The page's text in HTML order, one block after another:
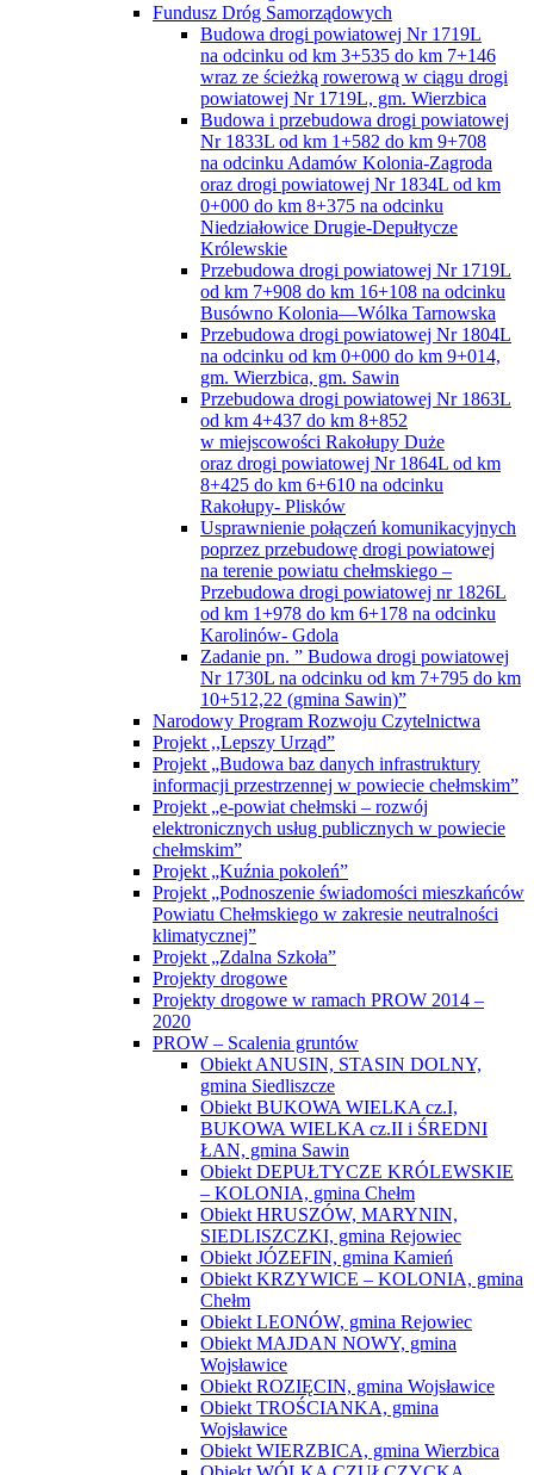
Fundusz Dróg Samorządowych
Budowa drogi powiatowej Nr 1719L
na odcinku od km 3+535 do km 7+146
wraz ze ścieżką rowerową w ciągu drogi
powiatowej Nr 1719L, gm. Wierzbica
Budowa i przebudowa drogi powiatowej
Nr 1833L od km 1+582 do km 9+708
na odcinku Adamów Kolonia-Zagroda
oraz drogi powiatowej Nr 1834L od km
0+000 do km 8+375 na odcinku
Niedziałowice Drugie-Depułtycze
Królewskie
Przebudowa drogi powiatowej Nr 1719L
od km 7+908 do km 16+108 na odcinku
Busówno Kolonia—Wólka Tarnowska
Przebudowa drogi powiatowej Nr 1804L
na odcinku od km 0+000 do km 9+014,
gm. Wierzbica, gm. Sawin
Przebudowa drogi powiatowej Nr 1863L
od km 4+437 do km 8+852
w miejscowości Rakołupy Duże
oraz drogi powiatowej Nr 1864L od km
8+425 do km 6+610 na odcinku
Rakołupy- Plisków
Usprawnienie połączeń komunikacyjnych
poprzez przebudowę drogi powiatowej
na terenie powiatu chełmskiego –
Przebudowa drogi powiatowej nr 1826L
od km 1+978 do km 6+178 na odcinku
Karolinów- Gdola
Zadanie pn. ” Budowa drogi powiatowej
Nr 1730L na odcinku od km 7+795 do km
10+512,22 (gmina Sawin)”
Narodowy Program Rozwoju Czytelnictwa
Projekt ,,Lepszy Urząd”
Projekt „Budowa baz danych infrastruktury
informacji przestrzennej w powiecie chełmskim”
Projekt „e-powiat chełmski – rozwój
elektronicznych usług publicznych w powiecie
chełmskim”
Projekt „Kuźnia pokoleń”
Projekt „Podnoszenie świadomości mieszkańców
Powiatu Chełmskiego w zakresie neutralności
klimatycznej”
Projekt „Zdalna Szkoła”
Projekty drogowe
Projekty drogowe w ramach PROW 2014 –
2020
PROW – Scalenia gruntów
Obiekt ANUSIN, STASIN DOLNY,
gmina Siedliszcze
Obiekt BUKOWA WIELKA cz.I,
BUKOWA WIELKA cz.II i ŚREDNI
ŁAN, gmina Sawin
Obiekt DEPUŁTYCZE KRÓLEWSKIE
– KOLONIA, gmina Chełm
Obiekt HRUSZÓW, MARYNIN,
SIEDLISZCZKI, gmina Rejowiec
Obiekt JÓZEFIN, gmina Kamień
Obiekt KRZYWICE – KOLONIA, gmina
Chełm
Obiekt LEONÓW, gmina Rejowiec
Obiekt MAJDAN NOWY, gmina
Wojsławice
Obiekt ROZIĘCIN, gmina Wojsławice
Obiekt TROŚCIANKA, gmina
Wojsławice
Obiekt WIERZBICA, gmina Wierzbica